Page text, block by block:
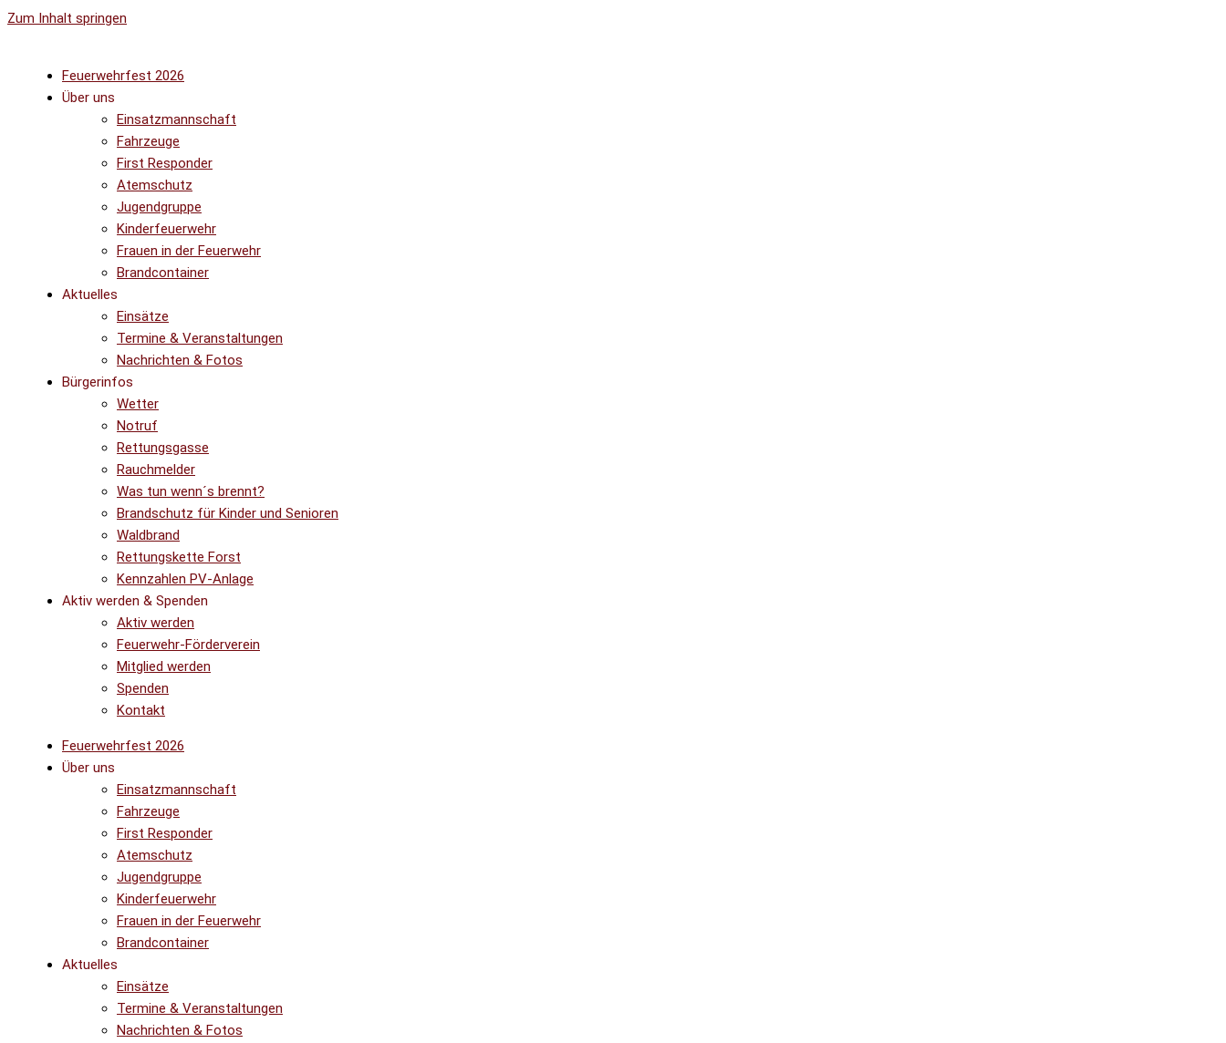
Zum Inhalt springen
Feuerwehrfest 2026
Über uns
Einsatzmannschaft
Fahrzeuge
First Responder
Atemschutz
Jugendgruppe
Kinderfeuerwehr
Frauen in der Feuerwehr
Brandcontainer
Aktuelles
Einsätze
Termine & Veranstaltungen
Nachrichten & Fotos
Bürgerinfos
Wetter
Notruf
Rettungsgasse
Rauchmelder
Was tun wenn´s brennt?
Brandschutz für Kinder und Senioren
Waldbrand
Rettungskette Forst
Kennzahlen PV-Anlage
Aktiv werden & Spenden
Aktiv werden
Feuerwehr-Förderverein
Mitglied werden
Spenden
Kontakt
Feuerwehrfest 2026
Über uns
Einsatzmannschaft
Fahrzeuge
First Responder
Atemschutz
Jugendgruppe
Kinderfeuerwehr
Frauen in der Feuerwehr
Brandcontainer
Aktuelles
Einsätze
Termine & Veranstaltungen
Nachrichten & Fotos